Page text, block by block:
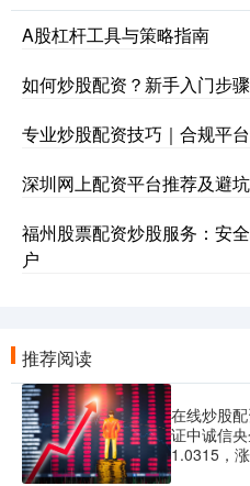
A股杠杆工具与策略指南
如何炒股配资？新手入门步
专业炒股配资技巧｜合规平
深圳网上配资平台推荐及避
福州股票配资炒股服务：安
户
推荐阅读
在线炒股
证中诚信
1.0315，